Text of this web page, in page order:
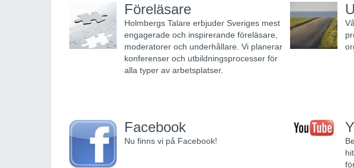
Föreläsare
Holmbergs Talare erbjuder Sveriges mest
engagerade och inspirerande föreläsare,
moderatorer och underhållare. Vi planerar
konferenser och utbildningsprocesser för
alla typer av arbetsplatser.
Facebook
Nu finns vi på Facebook!